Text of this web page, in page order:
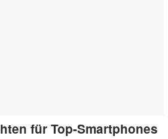
für Top-Smartphones